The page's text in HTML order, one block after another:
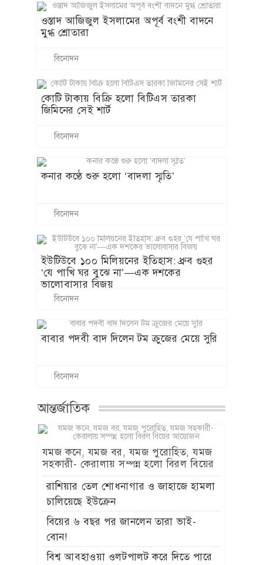
ওস্তাদ আজিজুল ইসলামের অপূর্ব বংশী বাদনে
মুগ্ধ শ্রোতারা
বিনোদন
কোটি টাকায় বিক্রি হলো বিটিএস তারকা
জিমিনের সেই শার্ট
বিনোদন
কনার কণ্ঠে শুরু হলো ‘বাদলা স্মৃতি’
বিনোদন
ইউটিউবে ১০০ মিলিয়নের ইতিহাস: ধ্রুব গুহর
‘যে পাখি ঘর বুঝে না’—এক দশকের
ভালোবাসার বিজয়
বিনোদন
বাবার পদবী বাদ দিলেন টম ক্রুজের মেয়ে সুরি
বিনোদন
আন্তর্জাতিক
যমজ কনে, যমজ বর, যমজ পুরোহিত, যমজ
সহকারী- কেরালায় সম্পন্ন হলো বিরল বিয়ের
আয়োজন
রাশিয়ার তেল শোধনাগার ও জাহাজে হামলা
চালিয়েছে ইউক্রেন
বিয়ের ৬ বছর পর জানলেন তারা ভাই-
বোন!
বিশ্ব আবহাওয়া ওলটপালট করে দিতে পারে